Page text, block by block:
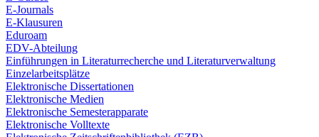
E-Journals
E-Klausuren
Eduroam
EDV-Abteilung
Einführungen in Literaturrecherche und Literaturverwaltung
Einzelarbeitsplätze
Elektronische Dissertationen
Elektronische Medien
Elektronische Semesterapparate
Elektronische Volltexte